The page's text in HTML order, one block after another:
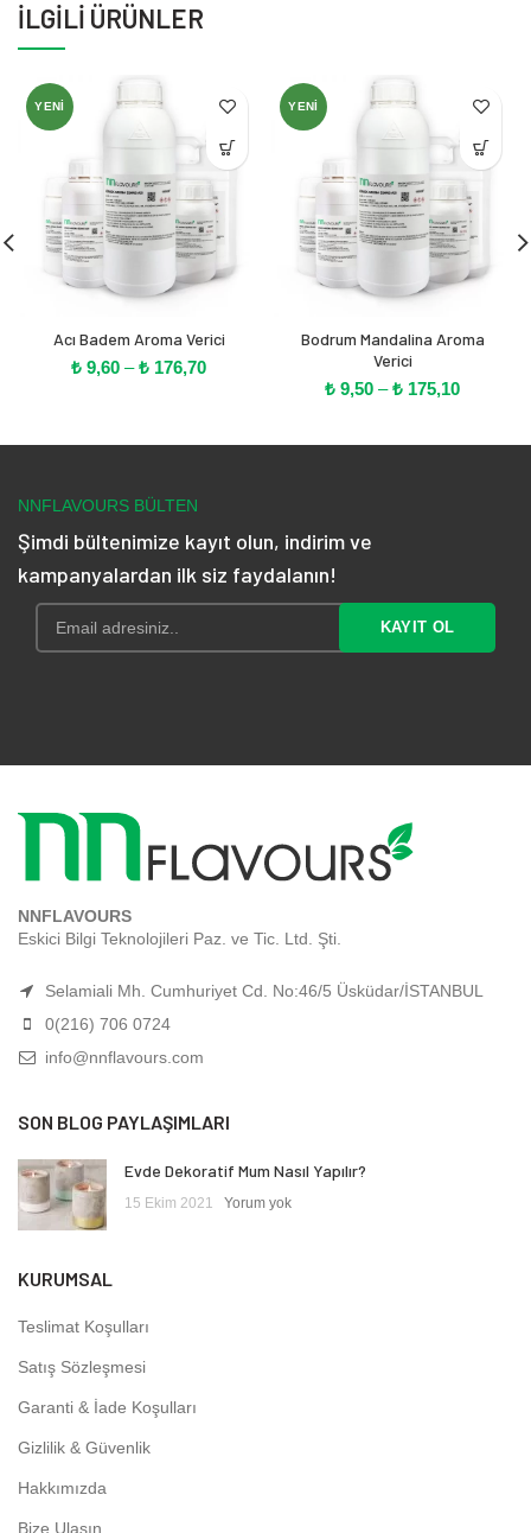
İLGILI ÜRÜNLER
YENI
Acı Badem Aroma Verici
₺ 9,60 –₺ 176,70Fiyat
YENI
Bodrum Mandalina Aroma
Verici
₺ 9,50 –₺ 175,10Fiyat
NNFLAVOURS BÜLTEN
Şimdi bültenimize kayıt olun, indirim ve
kampanyalardan ilk siz faydalanın!
NNFLAVOURS
Eskici Bilgi Teknolojileri Paz. ve Tic. Ltd. Şti.
Selamiali Mh. Cumhuriyet Cd. No:46/5 Üsküdar/İSTANBUL
0(216) 706 0724
info@nnflavours.com
SON BLOG PAYLAŞIMLARI
Evde Dekoratif Mum Nasıl Yapılır?
15 Ekim 2021 Yorum yok
KURUMSAL
Teslimat Koşulları
Satış Sözleşmesi
Garanti & İade Koşulları
Gizlilik & Güvenlik
Hakkımızda
Bize Ulaşın